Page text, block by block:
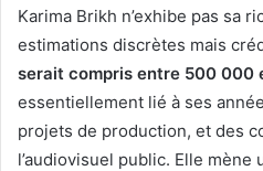
Karima Brikh n’exhibe pas sa
estimations discrètes mais
serait compris entre 500 000
essentiellement lié à ses
projets de production, et des
l’audiovisuel public. Elle